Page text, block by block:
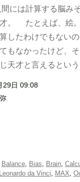
には計算する脳み
才。 たとえば、絵
したわけでもない
もなかったけど、
天才と言えるとい
29日 09:08
Balance, Bias, Brain,
Leonardo da Vinci, MAX,